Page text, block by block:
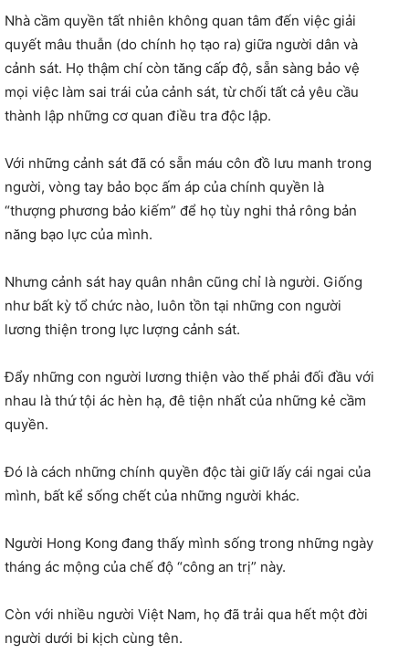
Nhà cầm quyền tất nhiên không quan tâm đến việc giải
quyết mâu thuẫn (do chính họ tạo ra) giữa người dân và
cảnh sát. Họ thậm chí còn tăng cấp độ, sẵn sàng bảo vệ
mọi việc làm sai trái của cảnh sát, từ chối tất cả yêu cầu
thành lập những cơ quan điều tra độc lập.
Với những cảnh sát đã có sẵn máu côn đồ lưu manh trong
người, vòng tay bảo bọc ấm áp của chính quyền là
“thượng phương bảo kiếm” để họ tùy nghi thả rông bản
năng bạo lực của mình.
Nhưng cảnh sát hay quân nhân cũng chỉ là người. Giống
như bất kỳ tổ chức nào, luôn tồn tại những con người
lương thiện trong lực lượng cảnh sát.
Đẩy những con người lương thiện vào thế phải đối đầu với
nhau là thứ tội ác hèn hạ, đê tiện nhất của những kẻ cầm
quyền.
Đó là cách những chính quyền độc tài giữ lấy cái ngai của
mình, bất kể sống chết của những người khác.
Người Hong Kong đang thấy mình sống trong những ngày
tháng ác mộng của chế độ “công an trị” này.
Còn với nhiều người Việt Nam, họ đã trải qua hết một đời
người dưới bi kịch cùng tên.